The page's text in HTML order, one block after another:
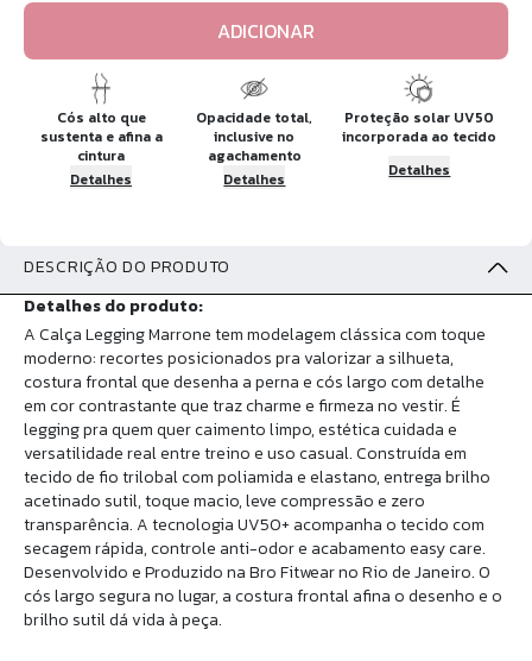
ADICIONAR
Cós alto que
sustenta e afina a
cintura
Detalhes
Opacidade total,
inclusive no
agachamento
Detalhes
Proteção solar UV50
incorporada ao tecido
Detalhes
DESCRIÇÃO DO PRODUTO
Detalhes do produto:
A Calça Legging Marrone tem modelagem clássica com toque
moderno: recortes posicionados pra valorizar a silhueta,
costura frontal que desenha a perna e cós largo com detalhe
em cor contrastante que traz charme e firmeza no vestir. É
legging pra quem quer caimento limpo, estética cuidada e
versatilidade real entre treino e uso casual. Construída em
tecido de fio trilobal com poliamida e elastano, entrega brilho
acetinado sutil, toque macio, leve compressão e zero
transparência. A tecnologia UV50+ acompanha o tecido com
secagem rápida, controle anti-odor e acabamento easy care.
Desenvolvido e Produzido na Bro Fitwear no Rio de Janeiro. O
cós largo segura no lugar, a costura frontal afina o desenho e o
brilho sutil dá vida à peça.